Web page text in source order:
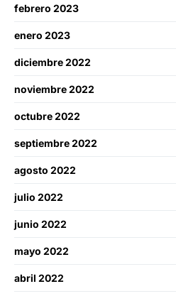
febrero 2023
enero 2023
diciembre 2022
noviembre 2022
octubre 2022
septiembre 2022
agosto 2022
julio 2022
junio 2022
mayo 2022
abril 2022